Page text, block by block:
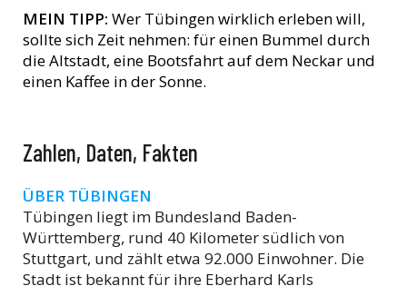
MEIN TIPP: Wer Tübingen wirklich erleben will,
sollte sich Zeit nehmen: für einen Bummel durch
die Altstadt, eine Bootsfahrt auf dem Neckar und
einen Kaffee in der Sonne.
Zahlen, Daten, Fakten
ÜBER TÜBINGEN
Tübingen liegt im Bundesland Baden-
Württemberg, rund 40 Kilometer südlich von
Stuttgart, und zählt etwa 92.000 Einwohner. Die
Stadt ist bekannt für ihre Eberhard Karls